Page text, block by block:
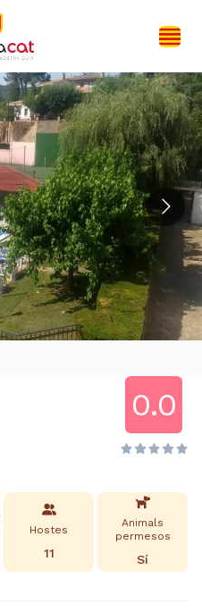
0.0
Hostes
11
Animals
permesos
Sí